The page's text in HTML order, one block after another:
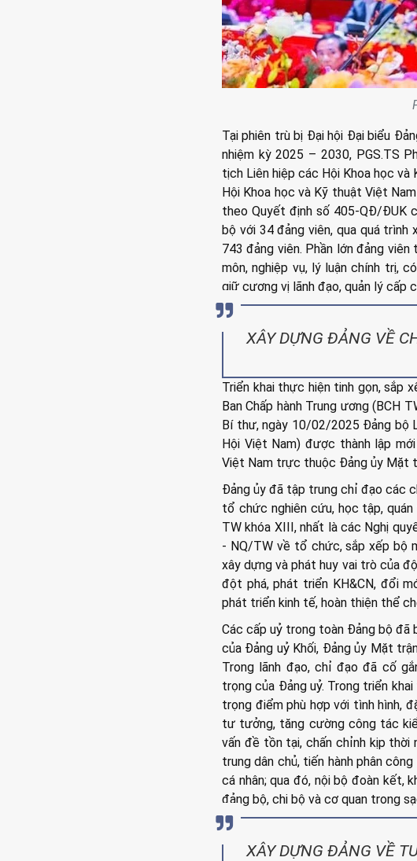
Tại phiên trù bị Đại hội Đại biểu
nhiệm kỳ 2025 – 2030, PGS.TS
tịch Liên hiệp các Hội Khoa học
Hội Khoa học và Kỹ thuật Việt
theo Quyết định số 405-QĐ/ĐUK
bộ với 34 đảng viên, qua quá
743 đảng viên. Phần lớn đảng
môn, nghiệp vụ, lý luận chính trị,
giữ cương vị lãnh đạo, quản lý cấp
XÂY DỰNG ĐẢNG VỀ
Triển khai thực hiện tinh gọn, sắp
Ban Chấp hành Trung ương (BCH
Bí thư, ngày 10/02/2025 Đảng bộ
Hội Việt Nam) được thành lập
Việt Nam trực thuộc Đảng ủy Mặt
Đảng ủy đã tập trung chỉ đạo các
tổ chức nghiên cứu, học tập,
TW khóa XIII, nhất là các Nghị
- NQ/TW về tổ chức, sắp xếp bộ
xây dựng và phát huy vai trò của
đột phá, phát triển KH&CN, đổi
phát triển kinh tế, hoàn thiện thể
Các cấp uỷ trong toàn Đảng bộ đã
của Đảng uỷ Khối, Đảng ủy Mặt
Trong lãnh đạo, chỉ đạo đã cố
trọng của Đảng uỷ. Trong triển
trọng điểm phù hợp với tình hình,
tư tưởng, tăng cường công tác
vấn đề tồn tại, chấn chỉnh kịp
trung dân chủ, tiến hành phân
cá nhân; qua đó, nội bộ đoàn kết,
đảng bộ, chi bộ và cơ quan trong
XÂY DỰNG ĐẢNG VỀ